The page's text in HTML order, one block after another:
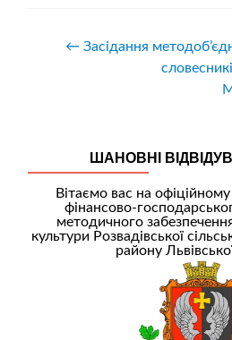
Навігація
← Засідання
ШАНОВНІ
Вітаємо вас на
фінансово-
методичного забезпечення
культури Розвадівської
району